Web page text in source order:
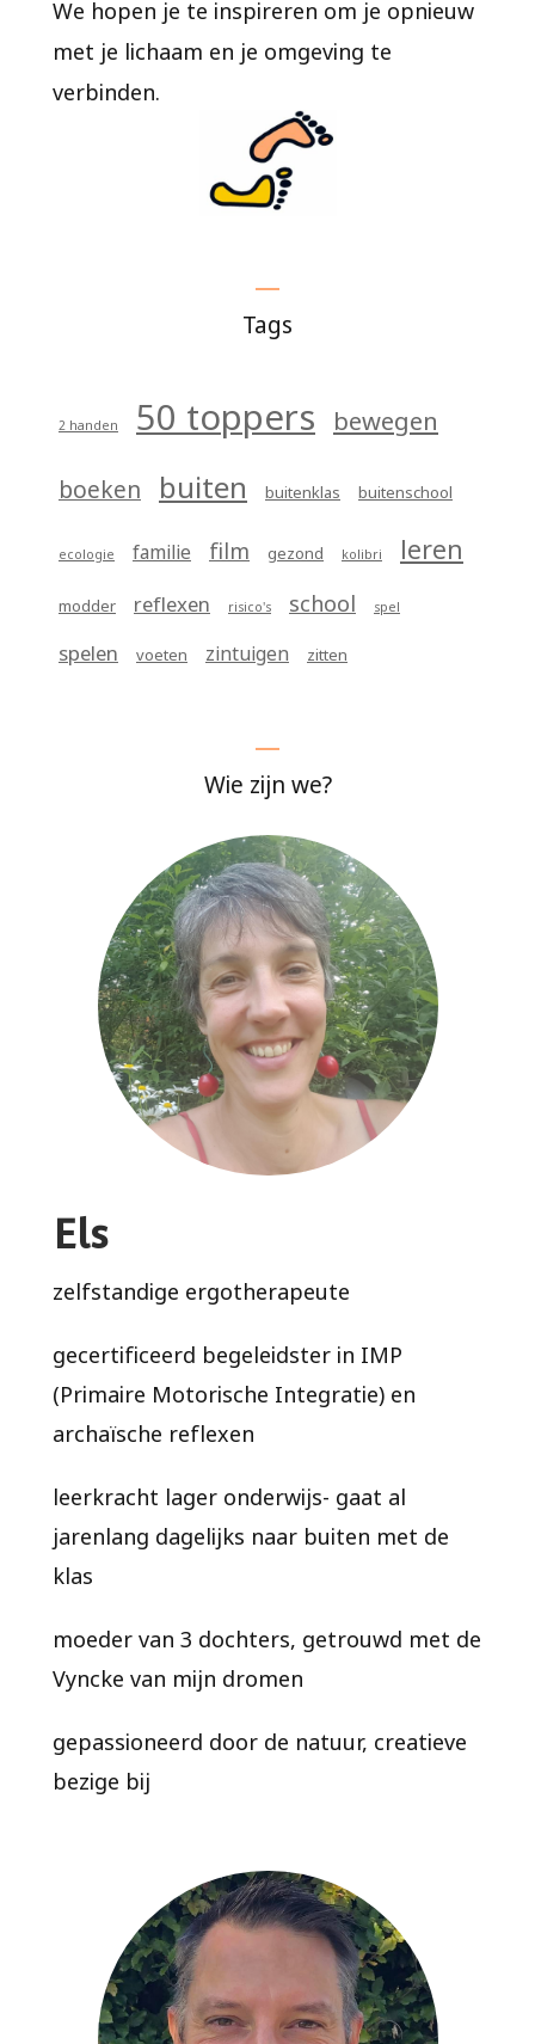
We hopen je te inspireren om je opnieuw
met je lichaam en je omgeving te
verbinden.
Tags
2 handen 50 toppers bewegen
boeken buiten buitenklas buitenschool
ecologie familie film gezond kolibri leren
modder reflexen risico's school spel
spelen voeten zintuigen zitten
Wie zijn we?
Els
zelfstandige ergotherapeute
gecertificeerd begeleidster in IMP
(Primaire Motorische Integratie) en
archaïsche reflexen
leerkracht lager onderwijs- gaat al
jarenlang dagelijks naar buiten met de
klas
moeder van 3 dochters, getrouwd met de
Vyncke van mijn dromen
gepassioneerd door de natuur, creatieve
bezige bij